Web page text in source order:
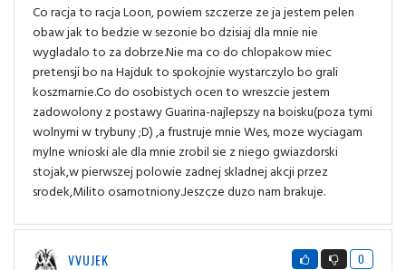
Co racja to racja Loon, powiem szczerze ze ja jestem pelen
obaw jak to bedzie w sezonie bo dzisiaj dla mnie nie
wygladalo to za dobrze.Nie ma co do chlopakow miec
pretensji bo na Hajduk to spokojnie wystarczylo bo grali
koszmarnie.Co do osobistych ocen to wreszcie jestem
zadowolony z postawy Guarina-najlepszy na boisku(poza tymi
wolnymi w trybuny ;D) ,a frustruje mnie Wes, moze wyciagam
mylne wnioski ale dla mnie zrobil sie z niego gwiazdorski
stojak,w pierwszej polowie zadnej skladnej akcji przez
srodek,Milito osamotniony.Jeszcze duzo nam brakuje.
VVUJEK
0